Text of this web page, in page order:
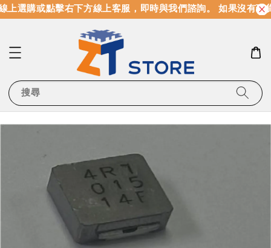
選購或點擊右下方線上客服，即時與我們諮詢。 如果沒有現
搜尋